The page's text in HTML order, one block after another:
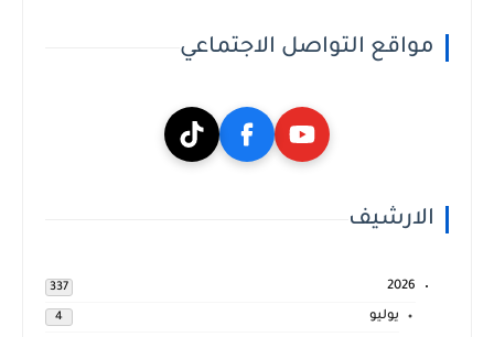
مواقع التواصل الاجتماعي
الارشيف
2026
337
يوليو 4